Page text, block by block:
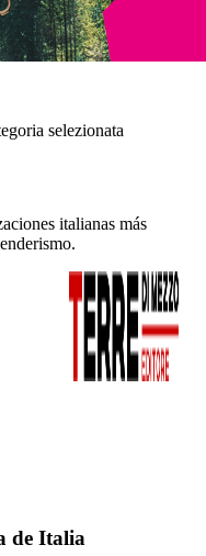
selezionata
italianas más
de Italia